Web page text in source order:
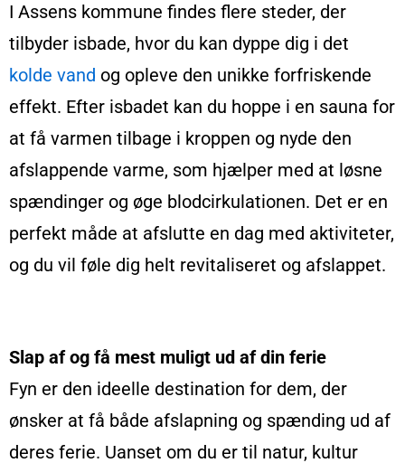
I Assens kommune findes flere steder, der
tilbyder isbade, hvor du kan dyppe dig i det
kolde vand og opleve den unikke forfriskende
effekt. Efter isbadet kan du hoppe i en sauna for
at få varmen tilbage i kroppen og nyde den
afslappende varme, som hjælper med at løsne
spændinger og øge blodcirkulationen. Det er en
perfekt måde at afslutte en dag med aktiviteter,
og du vil føle dig helt revitaliseret og afslappet.
Slap af og få mest muligt ud af din ferie
Fyn er den ideelle destination for dem, der
ønsker at få både afslapning og spænding ud af
deres ferie. Uanset om du er til natur, kultur